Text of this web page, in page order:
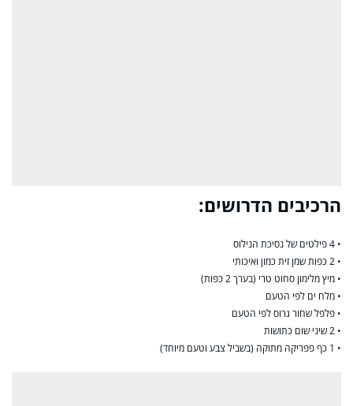
הרכיבים הדרושים:
• 4 פילטים של נסיכת הנילוס
• 2 כפות שמן זית כמון ואיכותי
• מיץ מלימון סחוט טרי (בערך 2 כפות)
• מלח ים לפי הטעם
• פלפל שחור גרוס לפי הטעם
• 2 שיני שום כתושות
• 1 כף פפריקה מתוקה (בשביל צבע וטעם מיוחד)